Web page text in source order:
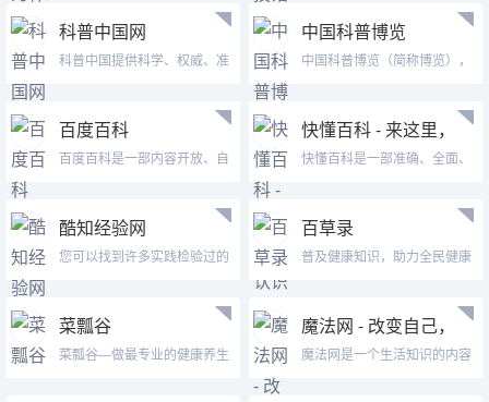
科普中国网
科普中国提供科学、权威、准
中国科普博览
中国科普博览（简称博览），
百度百科
百度百科是一部内容开放、自
快懂百科 - 来这里，
认识世界！
快懂百科是一部准确、全面、
酷知经验网
您可以找到许多实践检验过的
百草录
普及健康知识，助力全民健康
菜瓢谷
菜瓢谷—做最专业的健康养生
魔法网 - 改变自己，
改变世界！
魔法网是一个生活知识的内容